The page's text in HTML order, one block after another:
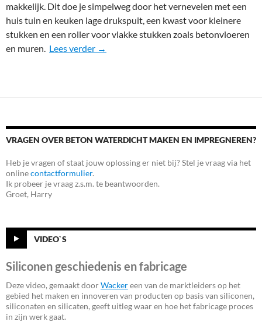
makkelijk. Dit doe je simpelweg door het vernevelen met een
huis tuin en keuken lage drukspuit, een kwast voor kleinere
stukken en een roller voor vlakke stukken zoals betonvloeren
en muren. Lees verder Beton sealer aanbrengen
→
VRAGEN OVER BETON WATERDICHT MAKEN EN IMPREGNEREN?
Heb je vragen of staat jouw oplossing er niet bij? Stel je vraag via het
onlinecontactformulier.
Ik probeer je vraag z.s.m. te beantwoorden.
Groet, Harry
VIDEO`S
Siliconen geschiedenis en fabricage
Deze video, gemaakt doorWackereen van de marktleiders op het
gebied het maken en innoveren van producten op basis van siliconen,
siliconaten en silicaten, geeft uitleg waar en hoe het fabricage proces
in zijn werk gaat.